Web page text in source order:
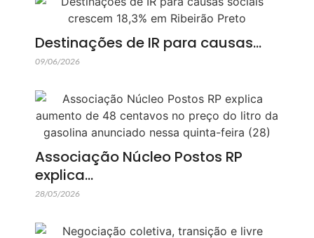
Destinações de IR para causas…
09/06/2026
Associação Núcleo Postos RP
explica…
28/05/2026